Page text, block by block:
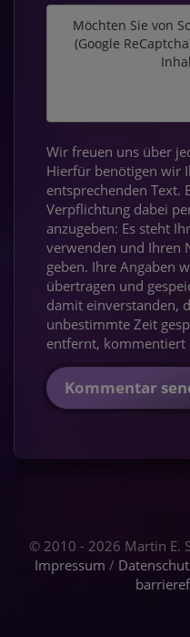
Möchten Sie von
(Google
Wir freuen uns über
Hierfür benötigen wir
entsprechenden Text.
Verpflichtung dabei
anzugeben: Es steht
verwenden und Ihren
geben. Ihre Angaben
übertragen und
damit einverstanden,
unbestimmte Zeit
entfernt,
Kommentar
© 2010 - 2026 Martin E.
Impressum /